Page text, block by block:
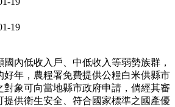
19
低收入戶、中低收入等弱勢族群，
好年，農糧署免費提供公糧白米供縣市
對象可向當地縣市政府申請，倘經其審
提供衛生安全、符合國家標準之國產優